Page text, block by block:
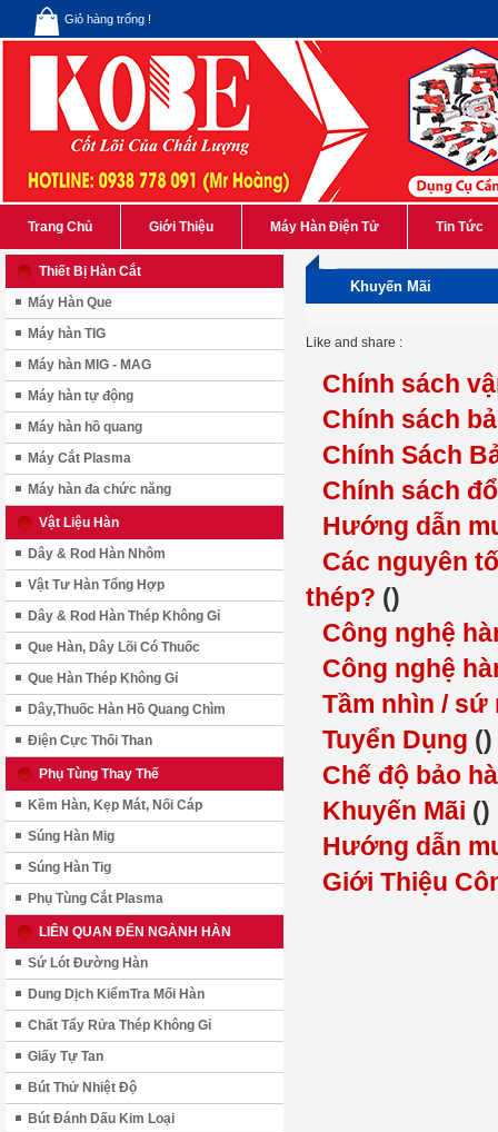
Giỏ hàng trống !
Trang Chủ Giới Thiệu Máy Hàn Điện Tử Tin Tức
Thiết Bị Hàn Cắt
Máy Hàn Que
Máy hàn TIG
Máy hàn MIG - MAG
Máy hàn tự động
Máy hàn hồ quang
Máy Cắt Plasma
Máy hàn đa chức năng
Vật Liệu Hàn
Dây & Rod Hàn Nhôm
Vật Tư Hàn Tổng Hợp
Dây & Rod Hàn Thép Không Gỉ
Que Hàn, Dây Lõi Có Thuốc
Que Hàn Thép Không Gỉ
Dây,Thuốc Hàn Hồ Quang Chìm
Điện Cực Thối Than
Phụ Tùng Thay Thế
Kềm Hàn, Kẹp Mát, Nối Cáp
Súng Hàn Mig
Súng Hàn Tig
Phụ Tùng Cắt Plasma
LIÊN QUAN ĐẾN NGÀNH HÀN
Sứ Lót Đường Hàn
Dung Dịch KiểmTra Mối Hàn
Chất Tẩy Rửa Thép Không Gỉ
Giấy Tự Tan
Bút Thử Nhiệt Độ
Bút Đánh Dấu Kim Loại
Khuyến Mãi
Like and share :
Chính sách
Chính sách
Chính Sách
Chính sách
Hướng dẫn
Các nguyên
thép? ()
Công nghệ
Công nghệ
Tầm nhìn /
Tuyển Dụng ()
Chế độ bảo
Khuyến Mãi ()
Hướng dẫn
Giới Thiệu